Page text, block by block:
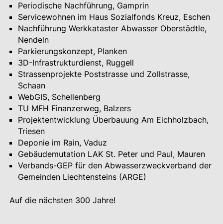
Periodische Nachführung, Gamprin
Servicewohnen im Haus Sozialfonds Kreuz, Eschen
Nachführung Werkkataster Abwasser Oberstädtle,
Nendeln
Parkierungskonzept, Planken
3D-Infrastrukturdienst, Ruggell
Strassenprojekte Poststrasse und Zollstrasse,
Schaan
WebGIS, Schellenberg
TU MFH Finanzerweg, Balzers
Projektentwicklung Überbauung Am Eichholzbach,
Triesen
Deponie im Rain, Vaduz
Gebäudemutation LAK St. Peter und Paul, Mauren
Verbands-GEP für den Abwasserzweckverband der
Gemeinden Liechtensteins (ARGE)
Auf die nächsten 300 Jahre!